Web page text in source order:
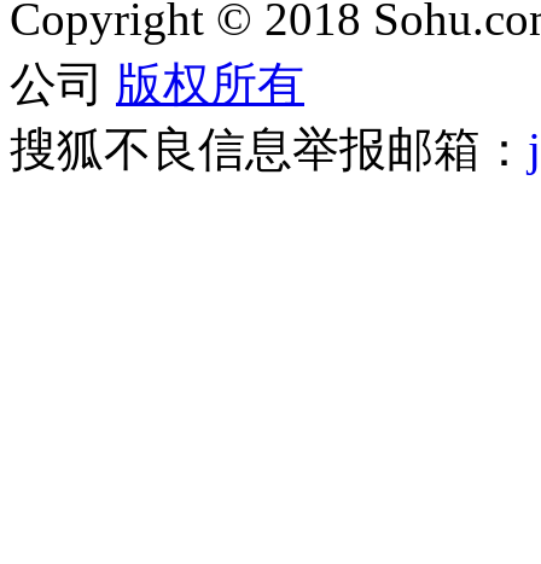
Copyright © 2018
公司 版权所有
搜狐不良信息举报邮箱：